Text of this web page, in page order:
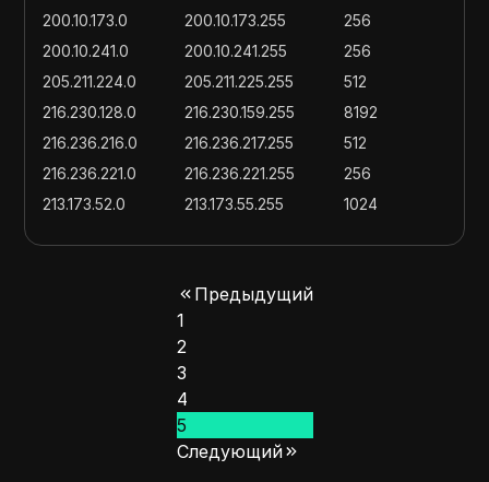
200.10.173.0
200.10.173.255
256
200.10.241.0
200.10.241.255
256
205.211.224.0
205.211.225.255
512
216.230.128.0
216.230.159.255
8192
216.236.216.0
216.236.217.255
512
216.236.221.0
216.236.221.255
256
213.173.52.0
213.173.55.255
1024
Предыдущий
1
2
3
4
5
Следующий